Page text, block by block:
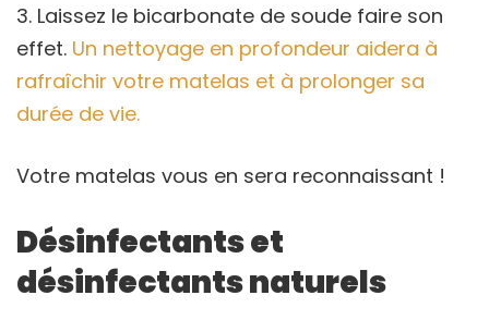
Laissez le bicarbonate de soude faire son
effet. Un nettoyage en profondeur aidera à
rafraîchir votre matelas et à prolonger sa
durée de vie.
Votre matelas vous en sera reconnaissant !
Désinfectants et
désinfectants naturels